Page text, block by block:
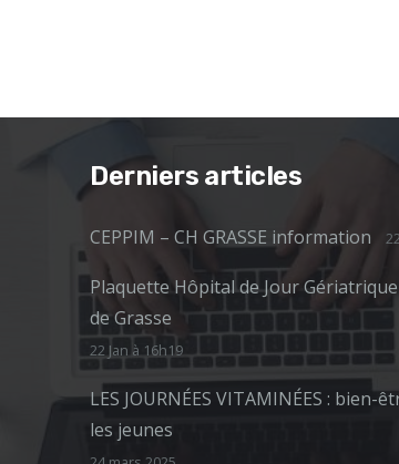
Derniers articles
CEPPIM – CH GRASSE information
Plaquette Hôpital de Jour Gériatrique
de Grasse
22 Jan à 16h19
LES JOURNÉES VITAMINÉES : bien-
les jeunes